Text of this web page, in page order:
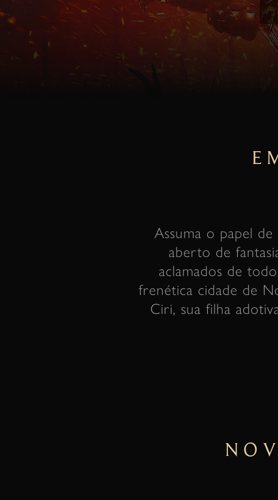
Assuma o papel
aberto de
aclamados de
frenética cidade de
Ciri, sua filha